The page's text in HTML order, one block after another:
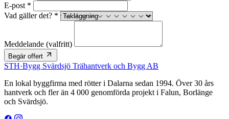
E-post *
Vad gäller det? *
Meddelande (valfritt)
Begär offert
STH·Bygg Svärdsjö Trähantverk och Bygg AB
En lokal byggfirma med rötter i Dalarna sedan 1994. Över 30 års
hantverk och fler än 4 000 genomförda projekt i Falun, Borlänge
och Svärdsjö.